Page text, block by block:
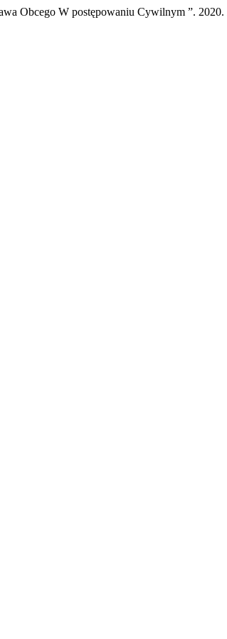
Obcego W postępowaniu Cywilnym ”. 2020.